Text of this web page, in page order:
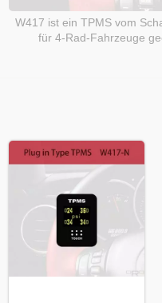
W417 ist ein TPMS vom
für 4-Rad-Fahrzeuge